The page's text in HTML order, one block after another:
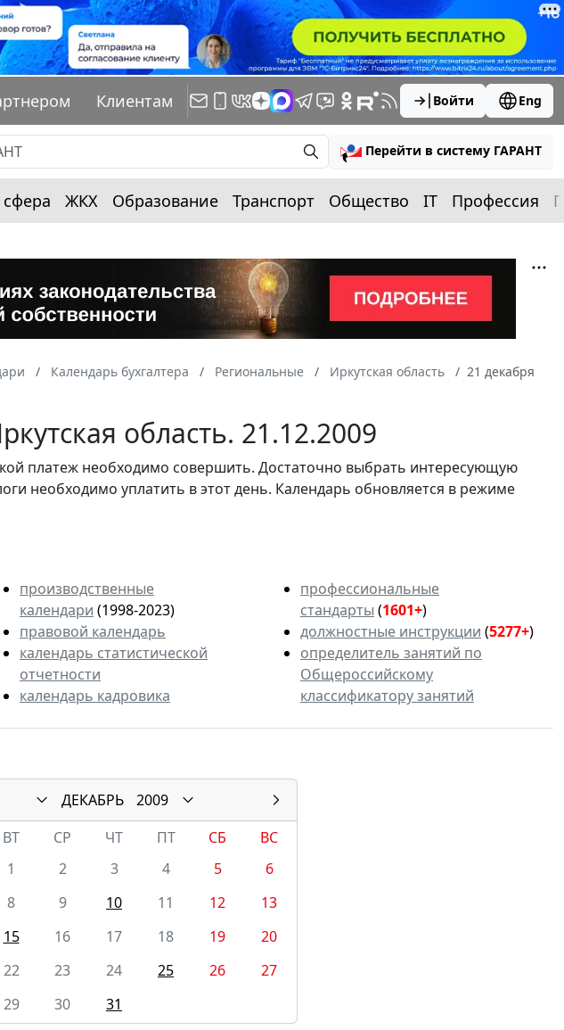
Клиентам Войти Eng
Перейти в систему ГАРАНТ
ЖКХ Образование Транспорт Общество IT Профессия
Календарь бухгалтера Региональные Иркутская область
21 декабря
область. 21.12.2009
платеж необходимо совершить. Достаточно выбрать интересующую
необходимо уплатить в этот день. Календарь обновляется в режиме
производственные
календари (1998-2023)
правовой календарь
календарь статистической
отчетности
календарь кадровика
профессиональные
стандарты (1601+)
должностные инструкции (5277+)
определитель занятий по
Общероссийскому
классификатору занятий
ДЕКАБРЬ
2009
ВТ СР ЧТ ПТ СБ
ВС
1
2 3 4 5
6
8 9 10 11 12
13
15 16 17 18 19
20
22 23 24 25 26
27
29 30 31